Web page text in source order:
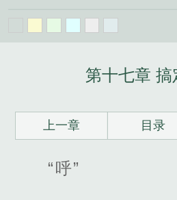
第十七章 搞
上一章 目录
“呼”